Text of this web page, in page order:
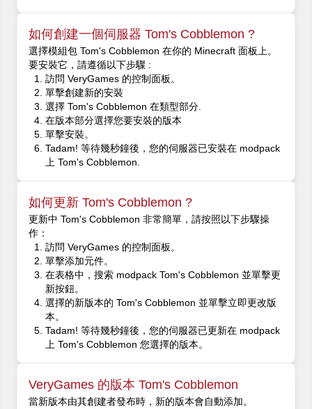
如何創建一個伺服器 Tom's Cobblemon ?
選擇模組包 Tom's Cobblemon 在你的 Minecraft 面板上。
要安裝它，請遵循以下步驟 :
訪問 VeryGames 的控制面板。
單擊創建新的安裝
選擇 Tom's Cobblemon 在類型部分.
在版本部分選擇您要安裝的版本
單擊安裝。
Tadam! 等待幾秒鐘後，您的伺服器已安裝在 modpack
上 Tom's Cobblemon.
如何更新 Tom's Cobblemon ?
更新中 Tom's Cobblemon 非常簡單，請按照以下步驟操
作：
訪問 VeryGames 的控制面板。
單擊添加元件。
在表格中，搜索 modpack Tom's Cobblemon 並單擊更
新按鈕。
選擇的新版本的 Tom's Cobblemon 並單擊立即更改版
本。
Tadam! 等待幾秒鐘後，您的伺服器已更新在 modpack
上 Tom's Cobblemon 您選擇的版本。
VeryGames 的版本 Tom's Cobblemon
當新版本由其創建者發布時，新的版本會自動添加。